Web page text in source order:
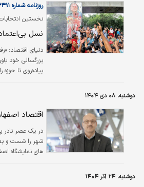
تخلیه کنند،
می‌کنند تا حد
برگزار خواهد شد
روزنامه شماره ۶۴۹۱
نسل
دنیای اقتصاد:
بزرگسالی خود
هیچ ارزش
بنگلادشی‌های
در دوره طولانی
سابق، شکل
دوشنبه، ۰۸ دی ۱۴۰۴
اقتصاد
در یک عصر نادر
های نمایشگاه
دوشنبه، ۲۴ آذر ۱۴۰۴